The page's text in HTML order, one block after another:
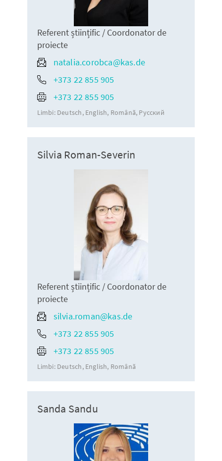
Referent științific / Coordonator de
proiecte
natalia.corobca@kas.de
+373 22 855 905
+373 22 855 905
Limbi: Deutsch English Română Русский
Silvia Roman-Severin
Referent științific / Coordonator de
proiecte
silvia.roman@kas.de
+373 22 855 905
+373 22 855 905
Limbi: Deutsch English Română
Sanda Sandu